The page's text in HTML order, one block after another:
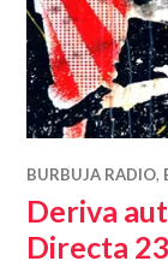
BURBUJA RADIO,
Deriva
Directa